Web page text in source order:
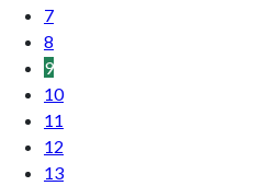
7
8
9
10
11
12
13